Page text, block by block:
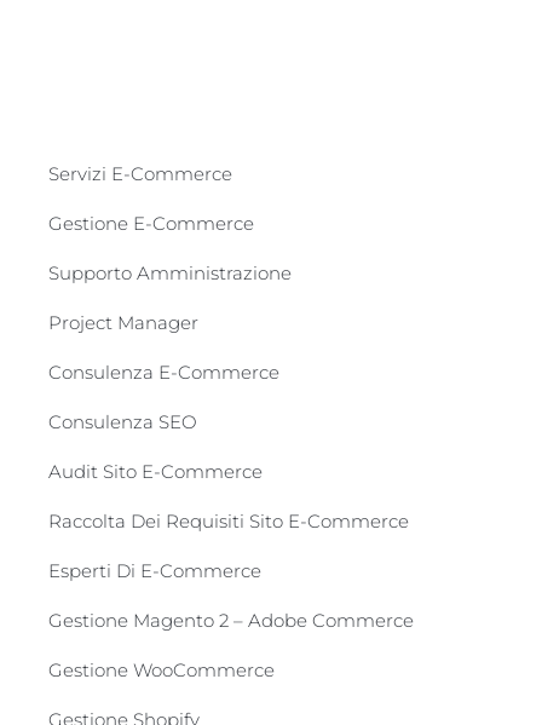
Servizi E-Commerce
Gestione E-Commerce
Supporto Amministrazione
Project Manager
Consulenza E-Commerce
Consulenza SEO
Audit Sito E-Commerce
Raccolta Dei Requisiti Sito E-Commerce
Esperti Di E-Commerce
Gestione Magento 2 – Adobe Commerce
Gestione WooCommerce
Gestione Shopify